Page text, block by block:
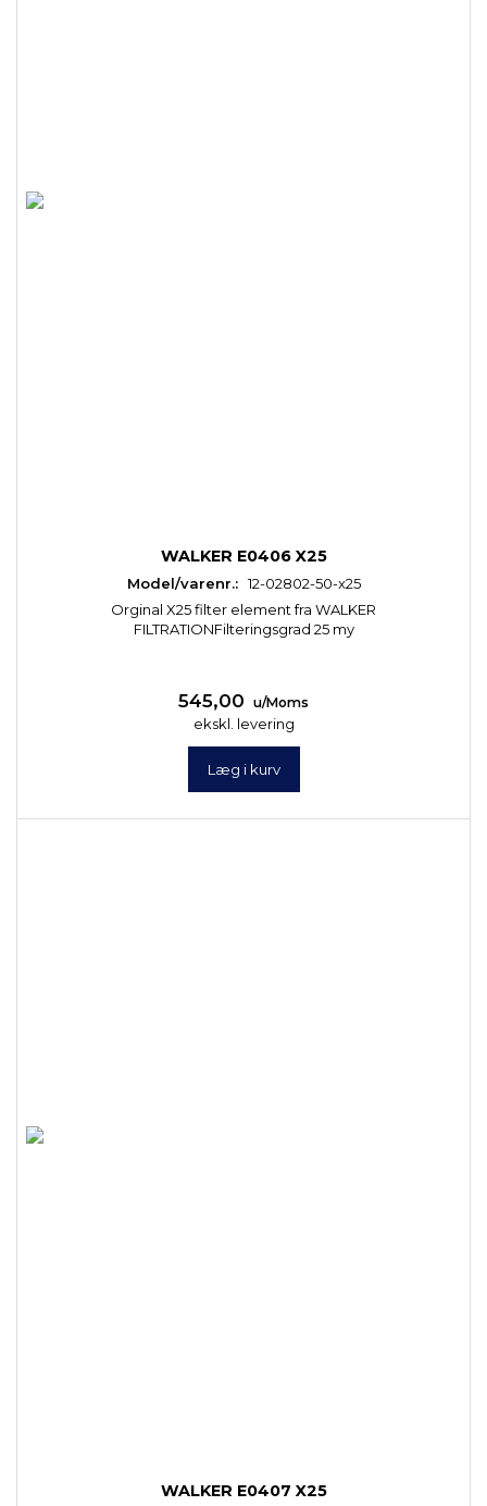
WALKER E0406 X25
Model/varenr.: 12-02802-50-x25
Orginal X25 filter element fra WALKER
FILTRATIONFilteringsgrad 25 my
545,00 u/Moms
ekskl. levering
Læg i kurv
WALKER E0407 X25